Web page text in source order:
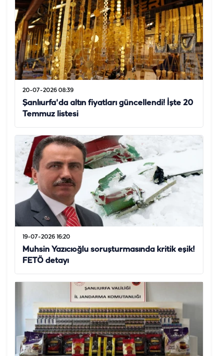
20-07-2026 08:39
Şanlıurfa'da altın fiyatları güncellendi! İşte 20
Temmuz listesi
19-07-2026 16:20
Muhsin Yazıcıoğlu soruşturmasında kritik eşik!
FETÖ detayı